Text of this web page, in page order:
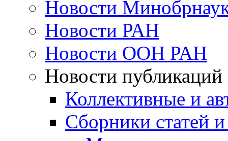
Новости
Новости РАН
Новости ООН РАН
Новости публикаций
Коллективные и
Сборники статей